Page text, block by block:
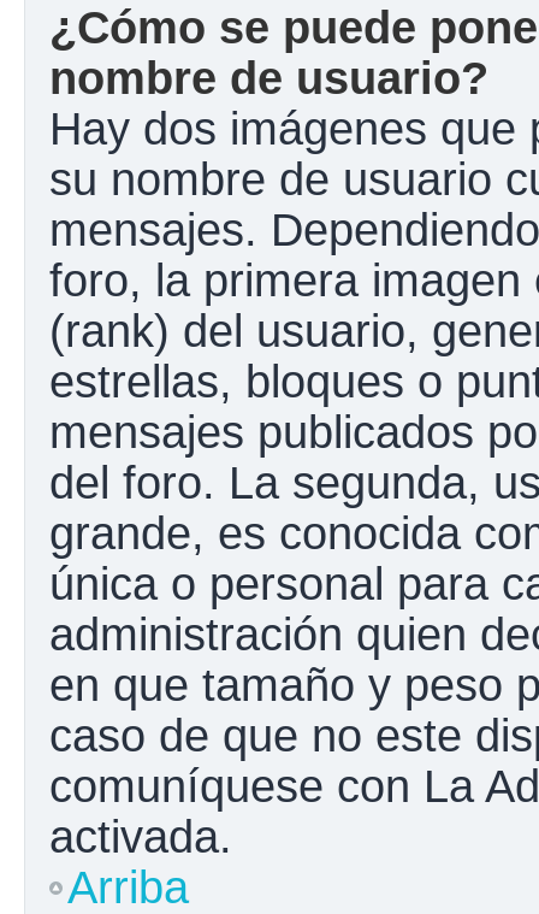
¿Cómo se puede
nombre de usuario?
Hay dos imágenes que
su nombre de usuario
mensajes.
foro, la primera
(rank) del usuario,
estrellas, bloques o
mensajes publicados
del foro. La segunda,
grande, es conocida
única o personal para
administración quien
en que tamaño y peso
caso de que no este
comuníquese con La
activada.
Arriba